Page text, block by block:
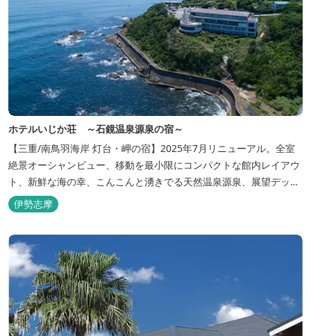
ホテルいじか荘 ～石鏡温泉源泉の宿～
【三重/南鳥羽海岸 灯台・岬の宿】2025年7月リニューアル。全室
絶景オーシャンビュー、移動を最小限にコンパクトな館内レイアウ
ト、新鮮な海の幸、こんこんと湧きでる天然温泉源泉、展望デッ
キ〜いじか灯台テラス〜からの眺望が自慢のリトリートホテル。
伊勢志摩